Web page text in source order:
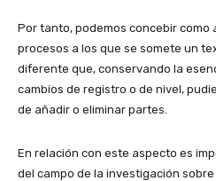
Por tanto, podemos concebir como
procesos a los que se somete un
diferente que, conservando la
cambios de registro o de nivel,
de añadir o eliminar partes.
En relación con este aspecto es
del campo de la investigación